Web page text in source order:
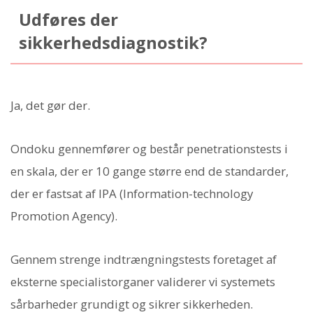
Udføres der
sikkerhedsdiagnostik?
Ja, det gør der.
Ondoku gennemfører og består penetrationstests i
en skala, der er 10 gange større end de standarder,
der er fastsat af IPA (Information-technology
Promotion Agency).
Gennem strenge indtrængningstests foretaget af
eksterne specialistorganer validerer vi systemets
sårbarheder grundigt og sikrer sikkerheden.